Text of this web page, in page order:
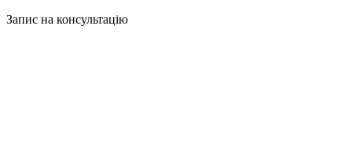
Запис на консультацію